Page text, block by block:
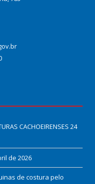
CACHOEIRENSES 24
de 2026
de costura pelo